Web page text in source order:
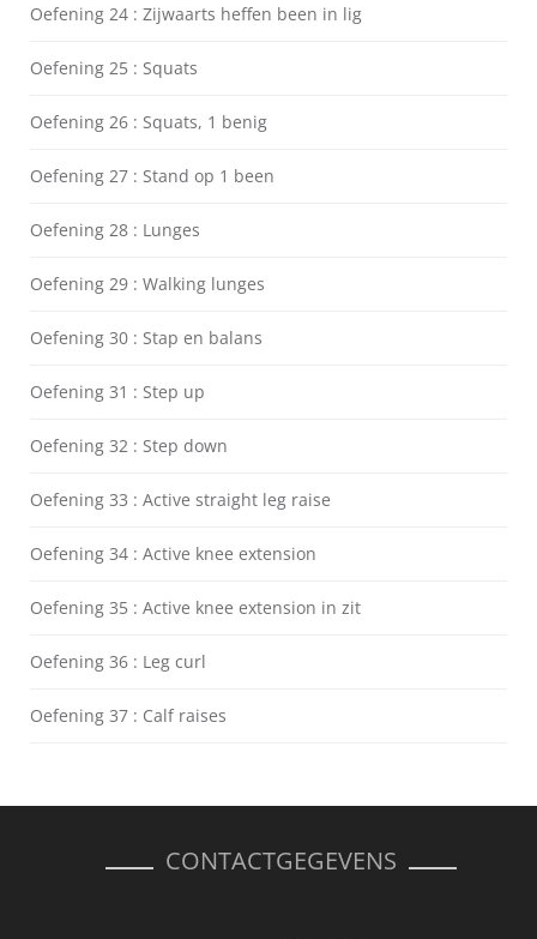
Oefening 24 : Zijwaarts heffen been in lig
Oefening 25 : Squats
Oefening 26 : Squats, 1 benig
Oefening 27 : Stand op 1 been
Oefening 28 : Lunges
Oefening 29 : Walking lunges
Oefening 30 : Stap en balans
Oefening 31 : Step up
Oefening 32 : Step down
Oefening 33 : Active straight leg raise
Oefening 34 : Active knee extension
Oefening 35 : Active knee extension in zit
Oefening 36 : Leg curl
Oefening 37 : Calf raises
CONTACTGEGEVENS